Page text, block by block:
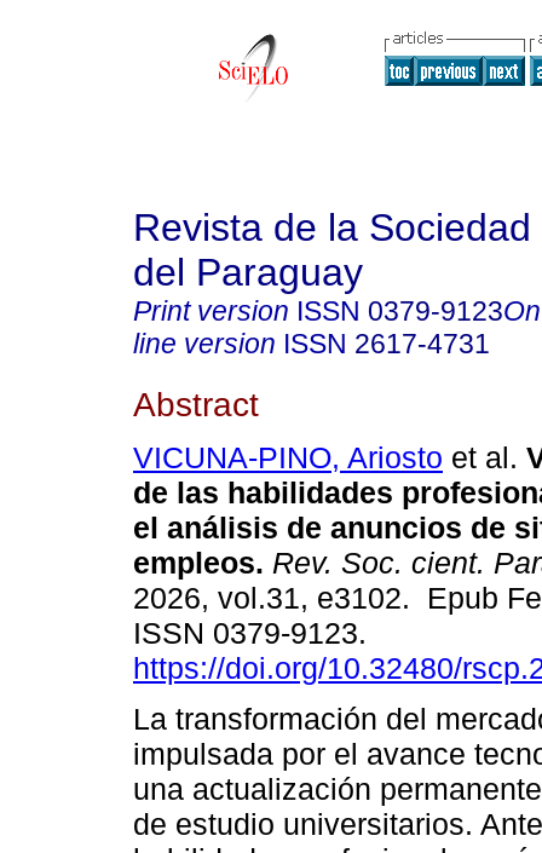
Revista de la
del Paraguay
Print version ISSN 0379-9123
line version ISSN 2617-4731
Abstract
VICUNA-PINO, Ariosto et al.
de las habilidades
el análisis de anuncios de
empleos. Rev. Soc. cient.
2026, vol.31, e3102. Epub
ISSN 0379-9123.
https://doi.org/10.32480/
La transformación del
impulsada por el avance
una actualización
de estudio universitarios.